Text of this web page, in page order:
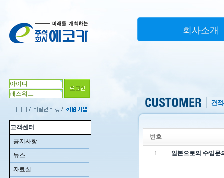
고객센터
공지사항
뉴스
자료실
회사소개
번호
1 일본으로의 수입문